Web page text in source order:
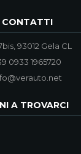
CONTATTI
93012 Gela CL
0933 1965720
A TROVARCI